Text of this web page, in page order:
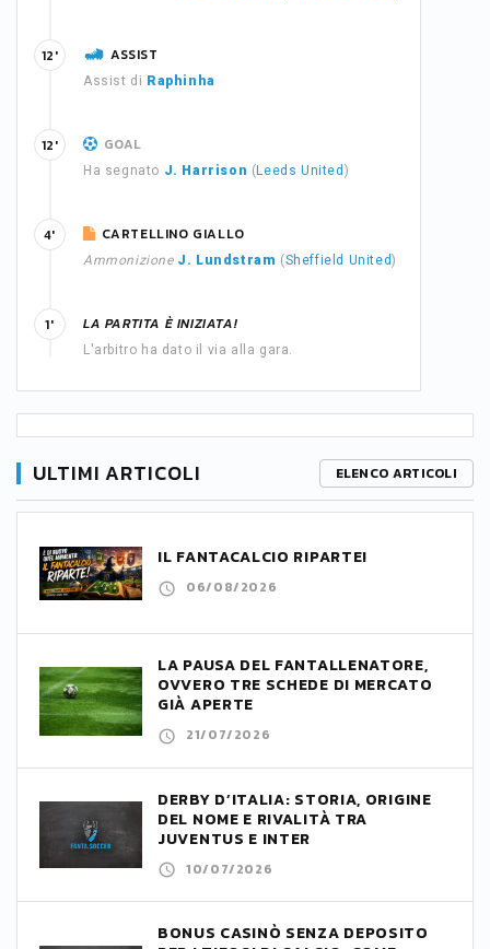
ASSIST
Assist di Raphinha
12'
GOAL
Ha segnato J. Harrison ( Leeds United )
12'
CARTELLINO GIALLO
Ammonizione J. Lundstram (Sheffield United)
4'
LA PARTITA È INIZIATA!
L'arbitro ha dato il via alla gara.
1'
ULTIMI ARTICOLI ELENCO ARTICOLI
IL FANTACALCIO RIPARTE!
06/08/2026
LA PAUSA DEL FANTALLENATORE,
OVVERO TRE SCHEDE DI MERCATO
GIÀ APERTE
21/07/2026
DERBY D’ITALIA: STORIA, ORIGINE
DEL NOME E RIVALITÀ TRA
JUVENTUS E INTER
10/07/2026
BONUS CASINÒ SENZA DEPOSITO